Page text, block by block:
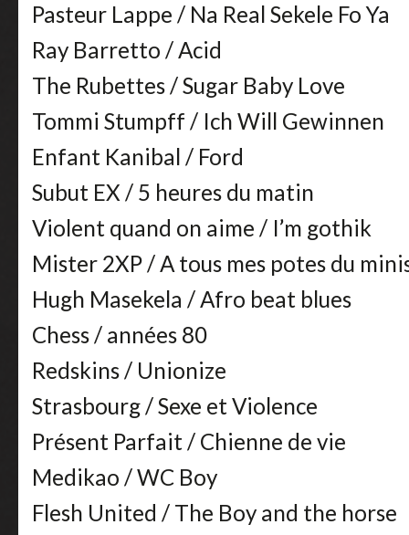
Pasteur Lappe / Na Real Sekele Fo Ya
Ray Barretto / Acid
The Rubettes / Sugar Baby Love
Tommi Stumpff / Ich Will Gewinnen
Enfant Kanibal / Ford
Subut EX / 5 heures du matin
Violent quand on aime / I’m gothik
Mister 2XP / A tous mes potes du
Hugh Masekela / Afro beat blues
Chess / années 80
Redskins / Unionize
Strasbourg / Sexe et Violence
Présent Parfait / Chienne de vie
Medikao / WC Boy
Flesh United / The Boy and the horse